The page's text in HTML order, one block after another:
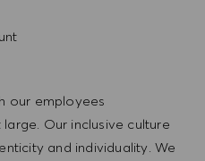
our employees
Our inclusive culture
and individuality. We